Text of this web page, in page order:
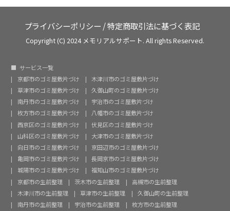
プライバシーポリシー /特定商取引法に基づく表記
Copyright (C) 2024 メモリアルサポート. All rights Reserved.
サービス一覧
京都市のゴミ屋敷片づけ
木津川市のゴミ屋敷片づけ
草津市のゴミ屋敷片づけ
久御山町のゴミ屋敷片づけ
南丹市のゴミ屋敷片づけ
宇治市のゴミ屋敷片づけ
枚方市のゴミ屋敷片づけ
八幡市のゴミ屋敷片づけ
西京区のゴミ屋敷片づけ
伏見区のゴミ屋敷片づけ
山科区のゴミ屋敷片づけ
大津市のゴミ屋敷片づけ
向日市のゴミ屋敷片づけ
京田辺市のゴミ屋敷片づけ
亀岡市のゴミ屋敷片づけ
長岡京市のゴミ屋敷片づけ
城陽市のゴミ屋敷片づけ
福知山市のゴミ屋敷片づけ
京都市の生前整理
茨木市の生前整理
高槻市の生前整理
木津川市の生前整理
草津市の生前整理
久御山町の生前整理
南丹市の生前整理
宇治市の生前整理
枚方市の生前整理